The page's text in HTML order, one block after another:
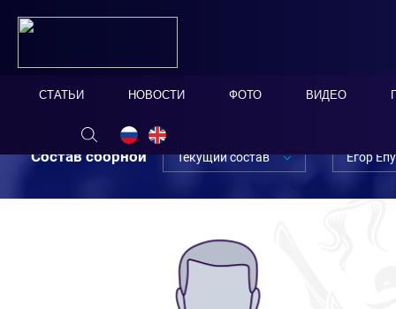
СТАТЬИ НОВОСТИ ФОТО ВИДЕО
Состав сборной Текущий состав Егор